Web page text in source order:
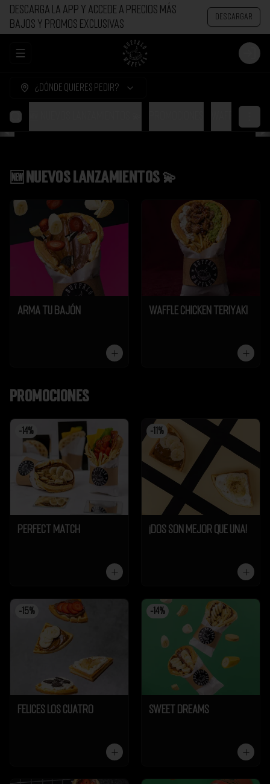
Descarga la app y accede a precios más
bajos y promos exclusivas
Descargar
Abrir menu de navegación Login
¿Dónde quieres pedir?
🆕 NUEVOS LANZAMIENTOS 💫
Arma tu Bajón Waffle Chicken Teriyaki
Promociones
- 14 %
Perfect Match
- %
¡Dos son mejor que UNA!
- 15%
Felices los cuatro
- 14 %
Sweet Dreams